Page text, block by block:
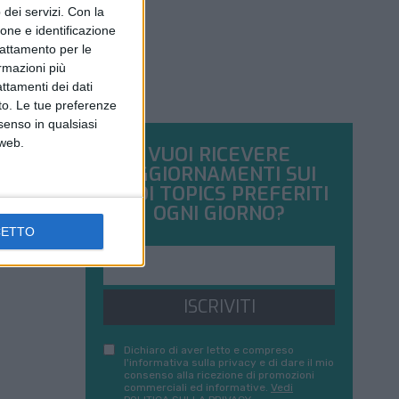
servizi. Con la
e identificazione
per le
più
dei dati
Le tue preferenze
in qualsiasi
VUOI RICEVERE
AGGIORNAMENTI SUI
TUOI TOPICS PREFERITI
OGNI GIORNO?
ISCRIVITI
Dichiaro di aver letto e compreso
l'informativa sulla privacy e di dare il mio
consenso alla ricezione di promozioni
commerciali ed informative. Vedi